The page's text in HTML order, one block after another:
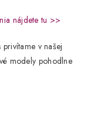
nájdete tu >>
v našej
modely pohodlne